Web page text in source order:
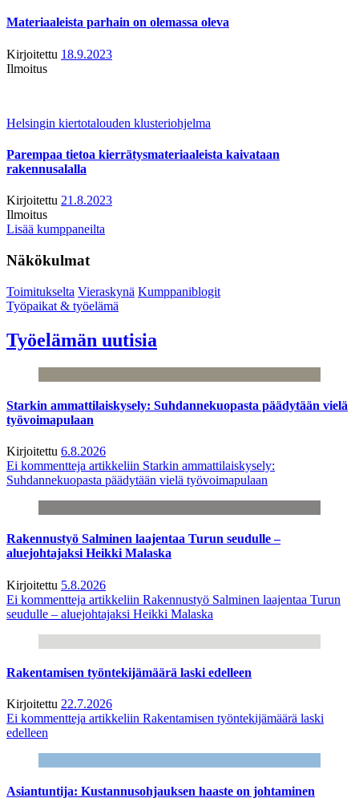
Materiaaleista parhain on olemassa oleva
Kirjoitettu 18.9.2023
Ilmoitus
Helsingin kiertotalouden klusteriohjelma
Parempaa tietoa kierrätysmateriaaleista kaivataan
rakennusalalla
Kirjoitettu 21.8.2023
Ilmoitus
Lisää kumppaneilta
Näkökulmat
Toimitukselta Vieraskynä Kumppaniblogit
Työpaikat & työelämä
Työelämän uutisia
Starkin ammattilaiskysely: Suhdannekuopasta päädytään vielä
työvoimapulaan
Kirjoitettu 6.8.2026
Ei kommentteja artikkeliin Starkin ammattilaiskysely:
Suhdannekuopasta päädytään vielä työvoimapulaan
Rakennustyö Salminen laajentaa Turun seudulle –
aluejohtajaksi Heikki Malaska
Kirjoitettu 5.8.2026
Ei kommentteja artikkeliin Rakennustyö Salminen laajentaa Turun
seudulle – aluejohtajaksi Heikki Malaska
Rakentamisen työntekijämäärä laski edelleen
Kirjoitettu 22.7.2026
Ei kommentteja artikkeliin Rakentamisen työntekijämäärä laski
edelleen
Asiantuntija: Kustannusohjauksen haaste on johtaminen